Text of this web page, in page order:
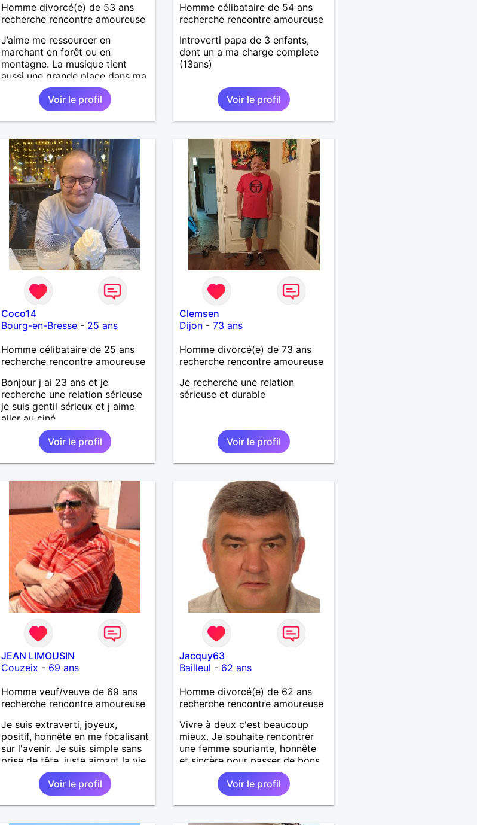
Homme divorcé(e) de 53 ans
recherche rencontre amoureuse
J’aime me ressourcer en
marchant en forêt ou en
montagne. La musique tient
aussi une grande place dans ma
vie : j’adore aller à des concerts
ou à des festivals. Voyager et
découvrir de nouvelles cultures,
c’est ce qui m’inspire le plus.
avec qui partager ces moments
simples et sincères.
Voir le profil
Homme célibataire de 54 ans
recherche rencontre amoureuse
Introverti papa de 3 enfants,
dont un a ma charge complete
(13ans)
Voir le profil
Coco14
Bourg-en-Bresse- 25 ans
Homme célibataire de 25 ans
recherche rencontre amoureuse
Bonjour j ai 23 ans et je
recherche une relation sérieuse
je suis gentil sérieux et j aime
aller au ciné....
Voir le profil
Clemsen
Dijon -73 ans
Homme divorcé(e) de 73 ans
recherche rencontre amoureuse
Je recherche une relation
sérieuse et durable
Voir le profil
JEAN LIMOUSIN
Couzeix - 69 ans
Homme veuf/veuve de 69 ans
recherche rencontre amoureuse
Je suis extraverti, joyeux,
positif, honnête en me focalisant
sur l'avenir. Je suis simple sans
prise de tête, juste aimant la vie.
Toujours en pensées positives,
heureux de vivre. Malgré mon
veuvage je me tourne vers
l'avenir pour une deuxième vie
Voir le profil
Jacquy63
Bailleul - 62 ans
Homme divorcé(e) de 62 ans
recherche rencontre amoureuse
Vivre à deux c'est beaucoup
mieux. Je souhaite rencontrer
une femme souriante, honnête
et sincère pour passer de bons
moments, qui aime plaisanter, se
balader et partager, je le
souhaite, notre complicité.
J'aime beaucoup les chantiers
Voir le profil